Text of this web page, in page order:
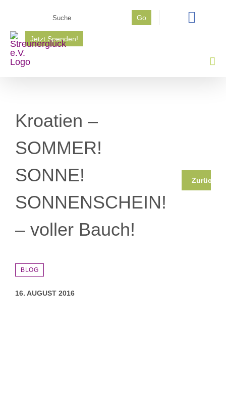
springen
Go
Jetzt Spenden!
Kroatien –
SOMMER!
SONNE!
SONNENSCHEIN!
– voller Bauch!
Zurück
BLOG
16. AUGUST 2016